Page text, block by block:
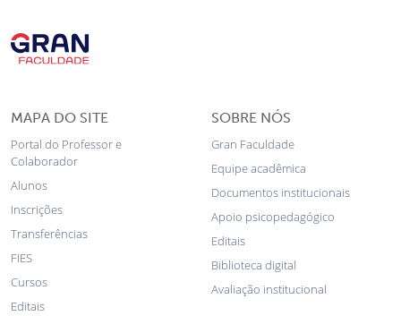
MAPA DO SITE
Portal do Professor e
Colaborador
Alunos
Inscrições
Transferências
FIES
Cursos
Editais
SOBRE NÓS
Gran Faculdade
Equipe acadêmica
Documentos institucionais
Apoio psicopedagógico
Editais
Biblioteca digital
Avaliação institucional